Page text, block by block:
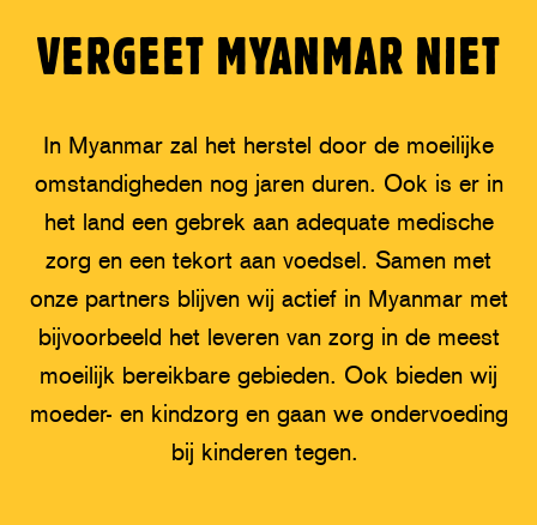
VERGEET MYANMAR NIET
In Myanmar zal het herstel door de moeilijke
omstandigheden nog jaren duren. Ook is er in
het land een gebrek aan adequate medische
zorg en een tekort aan voedsel. Samen met
onze partners blijven wij actief in Myanmar met
bijvoorbeeld het leveren van zorg in de meest
moeilijk bereikbare gebieden. Ook bieden wij
moeder- en kindzorg en gaan we ondervoeding
bij kinderen tegen.